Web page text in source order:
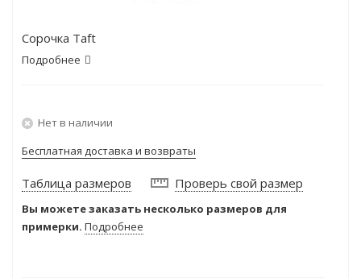
Сорочка Taft
Подробнее
Нет в наличии
Бесплатная доставка и возвраты
Таблица размеров Проверь свой размер
Вы можете заказать несколько размеров для
примерки. Подробнее